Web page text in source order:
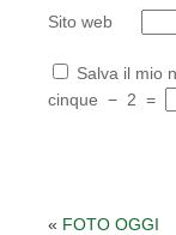
Sito web
Salva il mio
cinque − 2 =
« FOTO OGGI